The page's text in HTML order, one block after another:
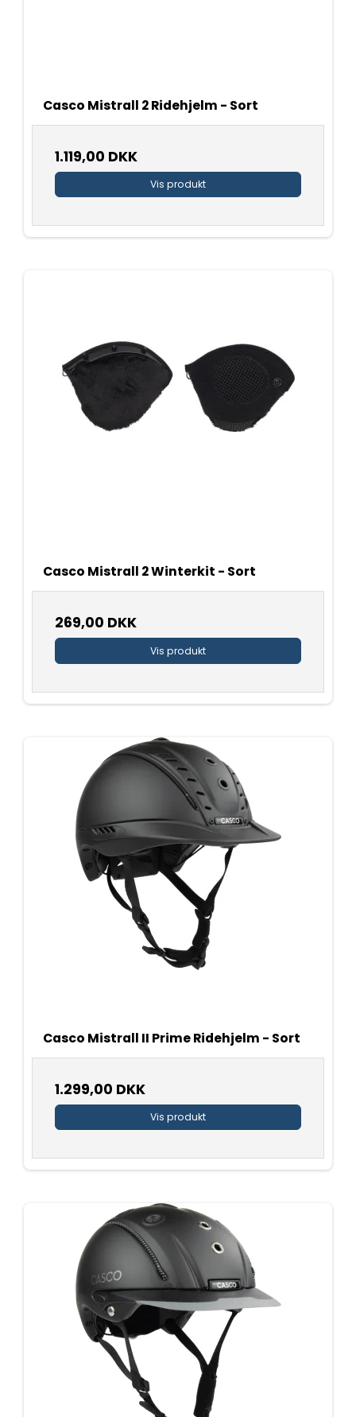
Casco Mistrall 2 Ridehjelm - Sort
1.119,00 DKK
Vis produkt
Casco Mistrall 2 Winterkit - Sort
269,00 DKK
Vis produkt
Casco Mistrall II Prime Ridehjelm - Sort
1.299,00 DKK
Vis produkt